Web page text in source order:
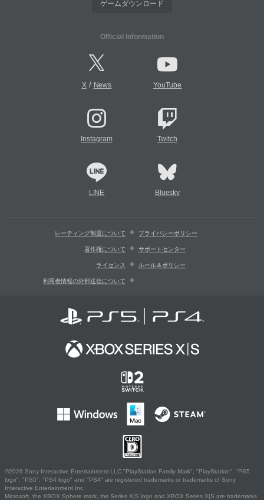
ゲームダウンロード
Official Information
X/ News YouTube
Instagram Twitch
LINE Bluesky
レーティング制度について プライバシーポリシー
著作権について サポートセンター
ライセンス ルール＆ポリシー
利用者情報の外部送信について
©2026 Sony Interactive Entertainment LLC."PlayStation Family Mark", "PlayStation", "PS5
logo", "PS5", "PS4 logo" and "PS4" are registered trademarks or trademarks of Sony
Interactive Entertainment Inc.
Microsoft, the XBOX Sphere mark, the Series X|S logo and XBOX Series X|S are trademarks